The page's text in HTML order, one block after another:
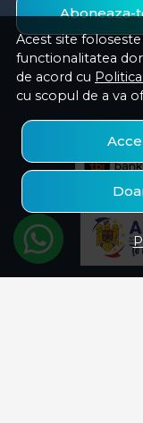
Acest site
functionalitatea
de acord cu
cu scopul de a va
Aboneaza-